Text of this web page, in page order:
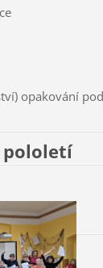
opakování
pololetí